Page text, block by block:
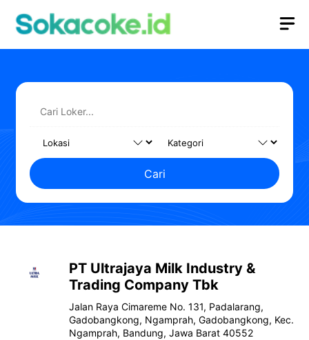
Cari
PT Ultrajaya Milk Industry &
Trading Company Tbk
Jalan Raya Cimareme No. 131, Padalarang,
Gadobangkong, Ngamprah, Gadobangkong, Kec.
Ngamprah, Bandung, Jawa Barat 40552